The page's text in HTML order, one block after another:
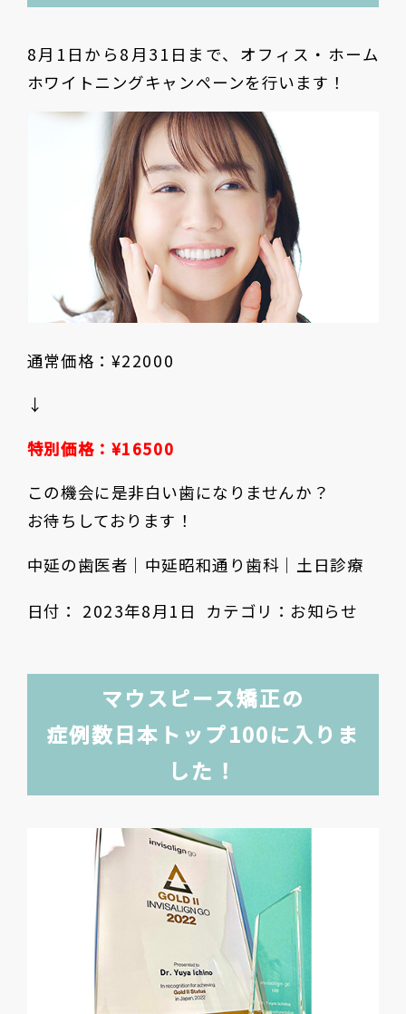
8月1日から8月31日まで、オフィス・ホーム
ホワイトニングキャンペーンを行います！
通常価格：¥22000
↓
特別価格：¥16500
この機会に是非白い歯になりませんか？
お待ちしております！
中延の歯医者｜中延昭和通り歯科｜土日診療
日付： 2023年8月1日 カテゴリ： お知らせ
マウスピース矯正の
症例数日本トップ100に入りま
した！